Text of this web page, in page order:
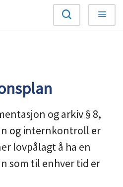
Søk Meny
og arkiv § 8,
og internkontroll er
lovpålagt å ha en
som til enhver tid er